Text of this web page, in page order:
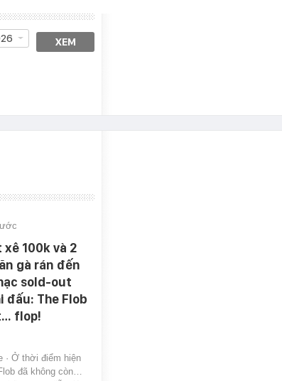
XEM
xê 100k và 2
gà rán đến
sold-out
đấu: The Flob
flop!
· Ở thời điểm hiện
đã không còn…